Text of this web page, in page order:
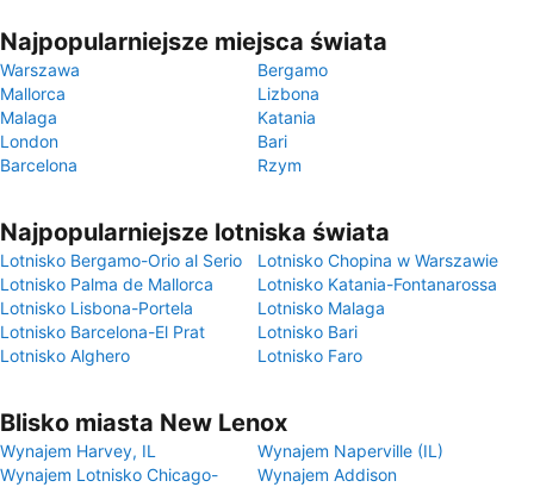
Najpopularniejsze miejsca świata
Warszawa
Bergamo
Mallorca
Lizbona
Malaga
Katania
London
Bari
Barcelona
Rzym
Najpopularniejsze lotniska świata
Lotnisko Bergamo-Orio al Serio
Lotnisko Chopina w Warszawie
Lotnisko Palma de Mallorca
Lotnisko Katania-Fontanarossa
Lotnisko Lisbona-Portela
Lotnisko Malaga
Lotnisko Barcelona-El Prat
Lotnisko Bari
Lotnisko Alghero
Lotnisko Faro
Blisko miasta New Lenox
Wynajem Harvey, IL
Wynajem Naperville (IL)
Wynajem Lotnisko Chicago-
Wynajem Addison